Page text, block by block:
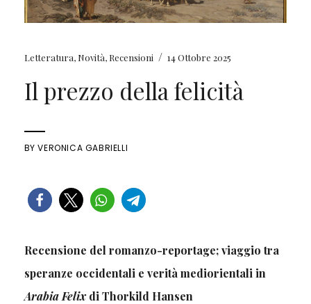
Letteratura, Novità, Recensioni / 14 Ottobre 2025
Il prezzo della felicità
BYVERONICA GABRIELLI
Recensione del romanzo-reportage; viaggio tra
speranze occidentali e verità mediorientali in
Arabia Felixdi Thorkild Hansen